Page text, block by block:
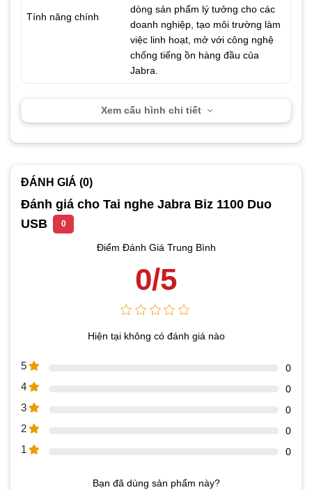
Tính năng chính
dòng sản phẩm lý tưởng cho các
doanh nghiệp, tạo môi trường làm
việc linh hoạt, mở với công nghệ
chống tiếng ồn hàng đầu của
Jabra.
Xem cấu hình chi tiết
ĐÁNH GIÁ (0)
Đánh giá cho Tai nghe Jabra Biz 1100 Duo
USB
0
Điểm Đánh Giá Trung Bình
0/5
Hiện tại không có đánh giá nào
5 0
4 0
3 0
2 0
1 0
Bạn đã dùng sản phẩm này?